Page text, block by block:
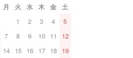
月 火 水 木 金 土
1
2 3 4
5
7 8 9 10 11
12
14 15 16 17 18 19